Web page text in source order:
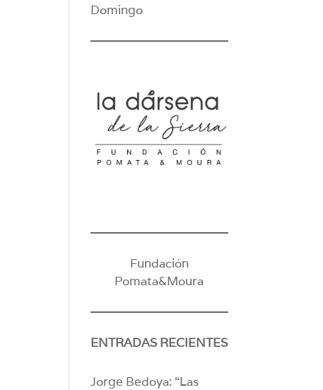
Domingo
Fundación
Pomata&Moura
ENTRADAS RECIENTES
Jorge Bedoya: “Las